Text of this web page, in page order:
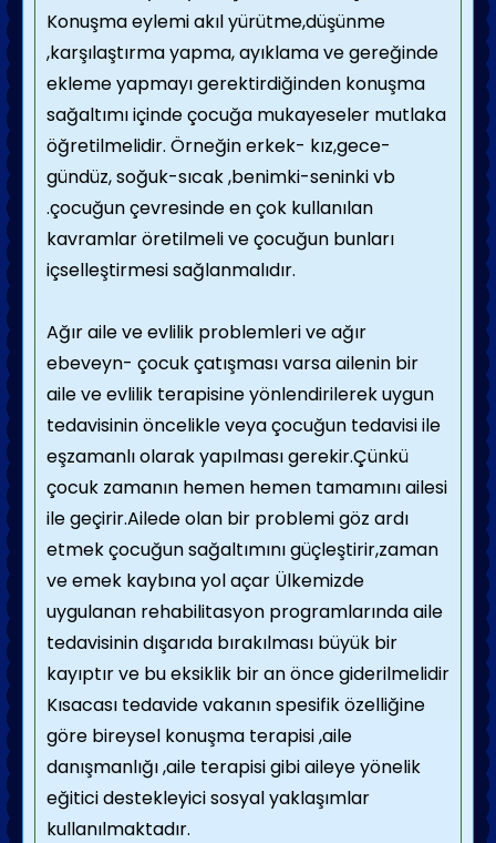
Konuşma eylemi akıl yürütme,düşünme
,karşılaştırma yapma, ayıklama ve gereğinde
ekleme yapmayı gerektirdiğinden konuşma
sağaltımı içinde çocuğa mukayeseler mutlaka
öğretilmelidir. Örneğin erkek- kız,gece-
gündüz, soğuk-sıcak ,benimki-seninki vb
.çocuğun çevresinde en çok kullanılan
kavramlar öretilmeli ve çocuğun bunları
içselleştirmesi sağlanmalıdır.
Ağır aile ve evlilik problemleri ve ağır
ebeveyn- çocuk çatışması varsa ailenin bir
aile ve evlilik terapisine yönlendirilerek uygun
tedavisinin öncelikle veya çocuğun tedavisi ile
eşzamanlı olarak yapılması gerekir.Çünkü
çocuk zamanın hemen hemen tamamını ailesi
ile geçirir.Ailede olan bir problemi göz ardı
etmek çocuğun sağaltımını güçleştirir,zaman
ve emek kaybına yol açar Ülkemizde
uygulanan rehabilitasyon programlarında aile
tedavisinin dışarıda bırakılması büyük bir
kayıptır ve bu eksiklik bir an önce giderilmelidir
Kısacası tedavide vakanın spesifik özelliğine
göre bireysel konuşma terapisi ,aile
danışmanlığı ,aile terapisi gibi aileye yönelik
eğitici destekleyici sosyal yaklaşımlar
kullanılmaktadır.